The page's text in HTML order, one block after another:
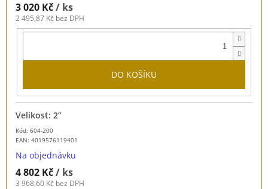
3 020 Kč/ ks
2 495,87 Kč bez DPH
DO KOŠÍKU
Kód: 604-200
EAN: 4019576119401
Velikost: 2”
Na objednávku
4 802 Kč/ ks
3 968,60 Kč bez DPH